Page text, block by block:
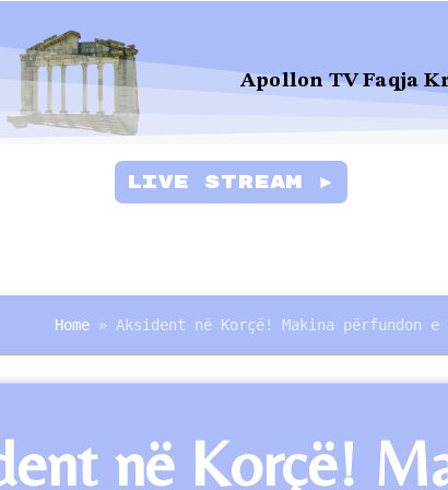
Apollon TV Faqja
Live Stream ►
Home » Aksident në Korçë! Makina përfundon e
në Korçë!